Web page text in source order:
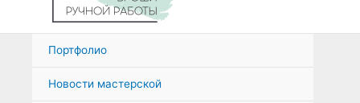
Портфолио
Новости мастерской